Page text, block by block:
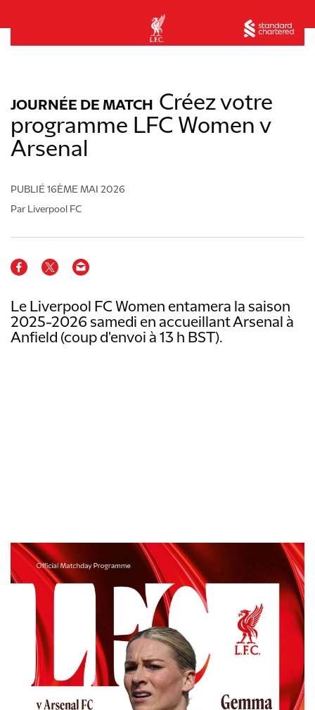
JOURNÉE DE MATCH
Créez votre
programme LFC Women v
Arsenal
PUBLIÉ 16ÈME MAI 2026
Par Liverpool FC
Le Liverpool FC Women entamera la saison
2025-2026 samedi en accueillant Arsenal à
Anfield (coup d'envoi à 13 h BST).